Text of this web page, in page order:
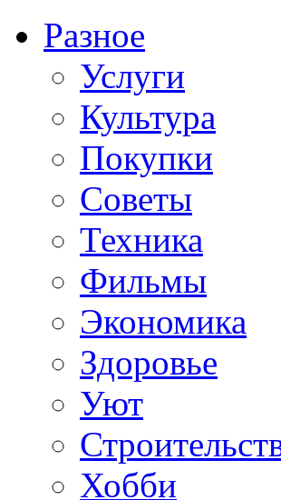
Разное
Услуги
Культура
Покупки
Советы
Техника
Фильмы
Экономика
Здоровье
Уют
Хобби